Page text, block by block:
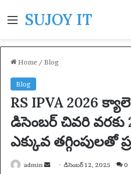
Menu
SUJOY IT
Home / Blog
Blog
RS IPVA 2026
డిసెంబర్ చివరి వరకు
ఎక్కువ తగ్గింపులతో
admin డిసెంబర్ 12, 2025 0